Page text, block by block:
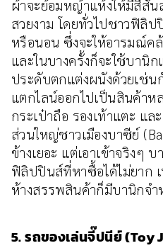
ผ้าจะย้อมหญ้าแห้งให้มีสีสัน
สวยงาม โดยทั่วไปชาวฟิลิ
หรือนอน ซึ่งจะให้อารมณ์ค
และในบางครั้งก็จะใช้บานิ
ประดับตกแต่งผนังด้วยเช่
แตกไลน์ออกไปเป็นสินค้า
กระเป๋าถือ รองเท้าแตะ แ
ส่วนใหญ่ชาวเมืองบาซีย์
ข้างเยอะ แต่เอาเข้าจริงๆ
ฟิลิปปินส์ที่หาซื้อได้ไม่ยาก
ห้างสรรพสินค้าก็มีบานิกจ
5. รถของเล่นจี๊ปนีย์ (Toy